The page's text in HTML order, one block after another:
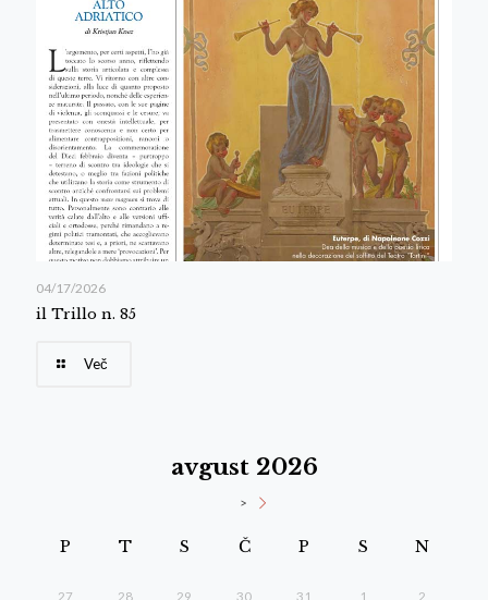
04/17/2026
il Trillo n. 85
Več
avgust 2026
>
P T S Č P S N
27 28 29 30 31 1 2